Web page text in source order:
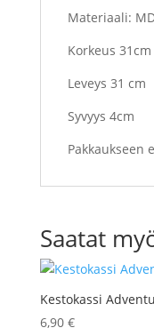
Materiaali:
Korkeus 31cm
Leveys 31 cm
Syvyys 4cm
Pakkaukseen
Saatat
Kestokassi
6,90 €